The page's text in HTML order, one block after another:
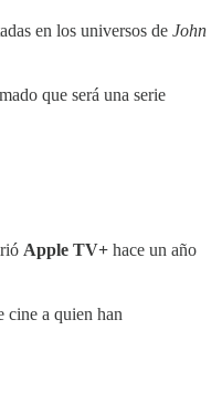
en los universos de John
que será una serie
Apple TV+ hace un año
cine a quien han